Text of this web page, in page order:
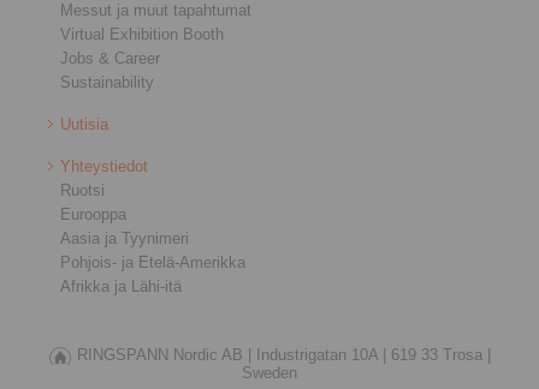
Messut ja muut tapahtumat
Virtual Exhibition Booth
Jobs & Career
Sustainability
Uutisia
Yhteystiedot
Ruotsi
Eurooppa
Aasia ja Tyynimeri
Pohjois- ja Etelä-Amerikka
Afrikka ja Lähi-itä
RINGSPANN Nordic AB | Industrigatan 10A |
619 33 Trosa |
Sweden